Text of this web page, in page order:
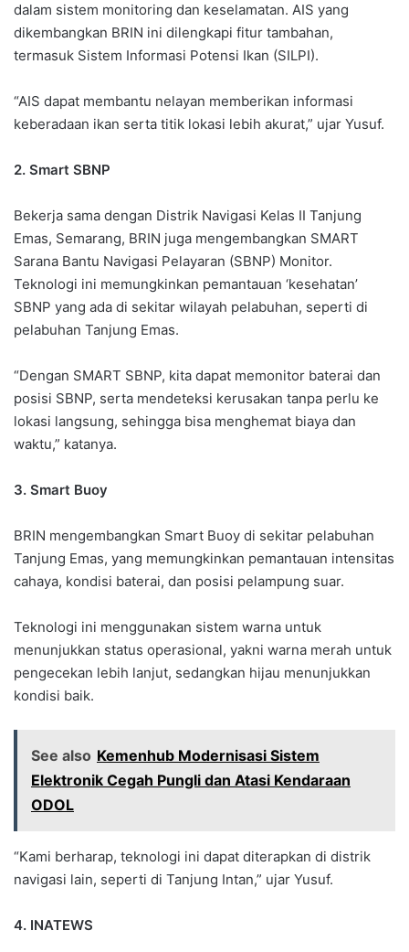
dalam sistem monitoring dan keselamatan. AIS yang
dikembangkan BRIN ini dilengkapi fitur tambahan,
termasuk Sistem Informasi Potensi Ikan (SILPI).
“AIS dapat membantu nelayan memberikan informasi
keberadaan ikan serta titik lokasi lebih akurat,” ujar Yusuf.
2. Smart SBNP
Bekerja sama dengan Distrik Navigasi Kelas II Tanjung
Emas, Semarang, BRIN juga mengembangkan SMART
Sarana Bantu Navigasi Pelayaran (SBNP) Monitor.
Teknologi ini memungkinkan pemantauan ‘kesehatan’
SBNP yang ada di sekitar wilayah pelabuhan, seperti di
pelabuhan Tanjung Emas.
“Dengan SMART SBNP, kita dapat memonitor baterai dan
posisi SBNP, serta mendeteksi kerusakan tanpa perlu ke
lokasi langsung, sehingga bisa menghemat biaya dan
waktu,” katanya.
3. Smart Buoy
BRIN mengembangkan Smart Buoy di sekitar pelabuhan
Tanjung Emas, yang memungkinkan pemantauan intensitas
cahaya, kondisi baterai, dan posisi pelampung suar.
Teknologi ini menggunakan sistem warna untuk
menunjukkan status operasional, yakni warna merah untuk
pengecekan lebih lanjut, sedangkan hijau menunjukkan
kondisi baik.
See also Kemenhub Modernisasi Sistem
Elektronik Cegah Pungli dan Atasi Kendaraan
ODOL
“Kami berharap, teknologi ini dapat diterapkan di distrik
navigasi lain, seperti di Tanjung Intan,” ujar Yusuf.
4. INATEWS